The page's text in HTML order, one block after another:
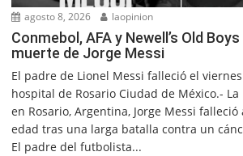
agosto 8, 2026 laopinion
Conmebol, AFA y Newell’s Old
muerte de Jorge Messi
El padre de Lionel Messi falleció el
hospital de Rosario Ciudad de México.-
en Rosario, Argentina, Jorge Messi falleció
edad tras una larga batalla contra un
El padre del futbolista...